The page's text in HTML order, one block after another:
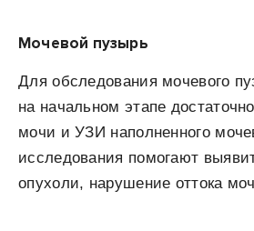
Мочевой пузырь
Для обследования мочевого
на начальном этапе
мочи и УЗИ наполненного
исследования помогают
опухоли, нарушение оттока